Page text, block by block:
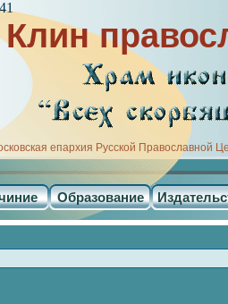
Клин
епархия Русской Православной
Образование